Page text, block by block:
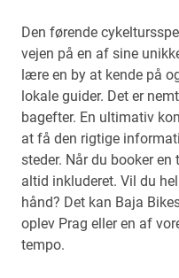
Den førende
vejen på en af sine
lære en by at kende på
lokale guider. Det er
bagefter. En ultimativ
at få den rigtige
steder. Når du booker
altid inkluderet. Vil du
hånd? Det kan Baja
oplev Prag eller en af
tempo.